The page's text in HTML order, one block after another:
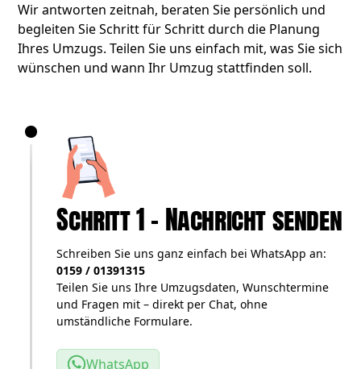
Wir antworten zeitnah, beraten Sie persönlich und
begleiten Sie Schritt für Schritt durch die Planung
Ihres Umzugs. Teilen Sie uns einfach mit, was Sie sich
wünschen und wann Ihr Umzug stattfinden soll.
Schritt 1 – Nachricht senden
Schreiben Sie uns ganz einfach bei WhatsApp an:
0159 / 01391315
Teilen Sie uns Ihre Umzugsdaten, Wunschtermine
und Fragen mit – direkt per Chat, ohne
umständliche Formulare.
WhatsApp